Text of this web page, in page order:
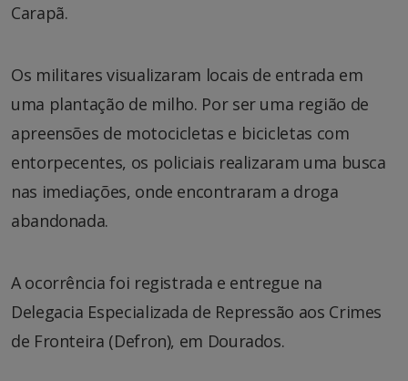
Carapã.
Os militares visualizaram locais de entrada em
uma plantação de milho. Por ser uma região de
apreensões de motocicletas e bicicletas com
entorpecentes, os policiais realizaram uma busca
nas imediações, onde encontraram a droga
abandonada.
A ocorrência foi registrada e entregue na
Delegacia Especializada de Repressão aos Crimes
de Fronteira (Defron), em Dourados.